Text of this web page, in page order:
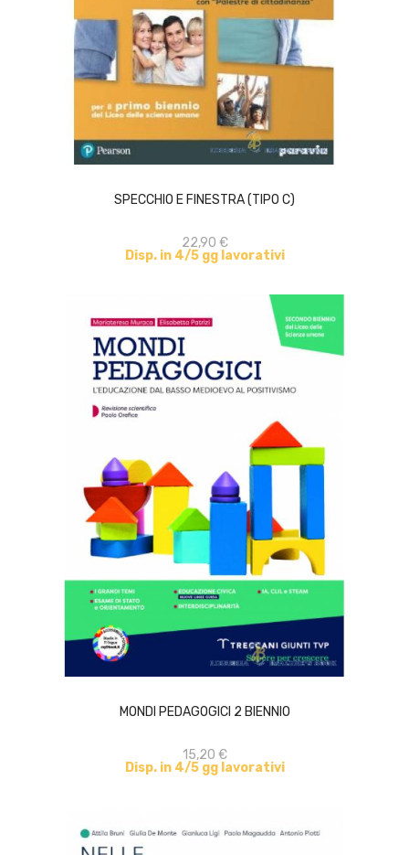
SPECCHIO E FINESTRA (TIPO C)
22,90 €
Disp. in 4/5 gg lavorativi
MONDI PEDAGOGICI 2 BIENNIO
15,20 €
Disp. in 4/5 gg lavorativi